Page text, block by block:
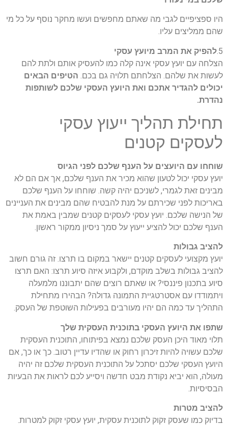
היו ספציפיים לגבי מה שאתם מחפשים ועשו מחקר נוסף על כל מי
שהם ממליצים עליו.
5. להפיק את המרב מיועץ עסקי
הצלחה עם יועץ עסקי אינה קלה כמו להעסיק אותם ולתת להם
לעשות את שלהם. הצלחתם תלויה גם בכם. הטיפים הבאים
יכולים להגדיר אתכם ואת היועץ העסקי שלכם לשותפות
נהדרת.
תחילת תהליך ייעוץ עסקי
לעסקים קטנים
שוחחו עם היועצים על הענף שלכם לפני הגיוס
יועץ עסקי יכול לטעון שהוא מכיר את הענף שלכם, אך אם הם לא
מבינים זאת לגמרי, לשניכם יהיה קשה. שוחחו על הענף שלכם
באריכות לפני שכירתם על מנת להבטיח שהם מבינים את העניינים
של הנישה שלכם. יועץ עסקי לעסקים קטנים שמבין באמת את
הענף שלכם יכול להציע ייעוץ על סמך ניסיון ממקור ראשון.
להציב גבולות
יועץ מקצועי לעסקים קטנים יישאר במקום בו תרצו. זה גורם חשוב
להציב גבולות בשלב מוקדם, ולקבוע איזה סיוע תרצו: האם תרצו
סיוע בתכנון פיננסי? או שאתם רוצים שהם יתבוננו מלמעלה
ויתמודדו עם אסטרטגיית התמונה גדולה? הבהירו מתחילת
התהליך עד כמה הם יהיו מעורבים בפעילות השוטפת של העסק.
שתפו את היועץ העסקי בתוכנית העסקית שלך
תלוי מאוד היכן העסק שלכם נמצא בפיתוחו, התוכנית העסקית
שלכם עשויה להיות זיכרון רחוק או שהדיו עדיין רטוב. כך או כך, אם
היועץ העסקי שלכם יסתכל על התוכנית העסקית שלכם זה יהיה
מעולה, הוא יביא נקודת מבט חדשה ויסייע לכם לראות את הבעיות
הבסיסיות.
להציב מטרות
בדיוק כמו שעסק זקוק לתוכנית עסקית, יועץ עסקי זקוק למטרות.